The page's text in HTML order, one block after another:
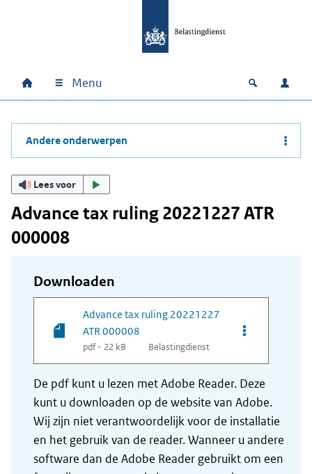
Hoofdnavigatie
Home Menu Open
Andere onderwerpen
Lees voor
Advance tax ruling 20221227 ATR
000008
Downloaden
Advance tax ruling 20221227
ATR 000008
pdf - 22 kB Belastingdienst
Opties van
De pdf kunt u lezen met Adobe Reader. Deze
kunt u downloaden op de website van Adobe.
Wij zijn niet verantwoordelijk voor de installatie
en het gebruik van de reader. Wanneer u andere
software dan de Adobe Reader gebruikt om een